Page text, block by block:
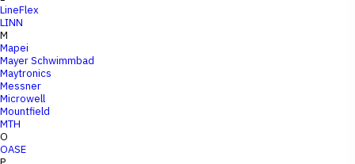
LineFlex
LINN
M
Mapei
Mayer Schwimmbad
Maytronics
Messner
Microwell
Mountfield
MTH
O
OASE